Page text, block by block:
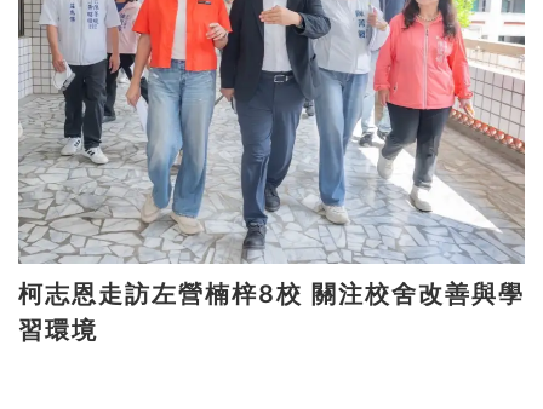
柯志恩走訪左營楠梓8校 關注校舍改善與學
習環境